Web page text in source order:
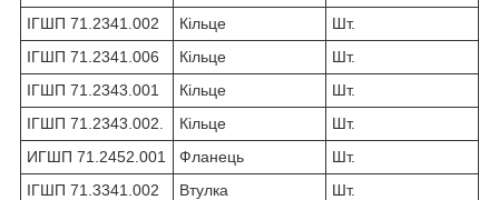
ІГШП 71.2341.002
Кільце
Шт.
ІГШП 71.2341.006
Кільце
Шт.
ІГШП 71.2343.001
Кільце
Шт.
ІГШП 71.2343.002.
Кільце
Шт.
ИГШП 71.2452.001
Фланець
Шт.
ІГШП 71.3341.002
Втулка
Шт.